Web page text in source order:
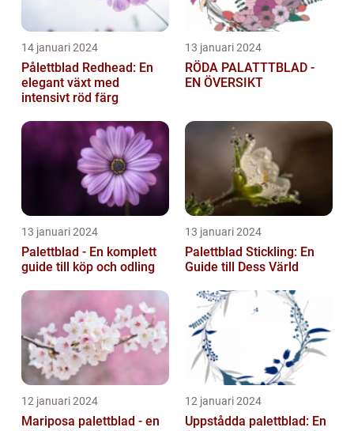
14 januari 2024
Pålettblad Redhead: En
elegant växt med
intensivt röd färg
13 januari 2024
RÖDA PALATTTBLAD -
EN ÖVERSIKT
13 januari 2024
Palettblad - En komplett
guide till köp och odling
13 januari 2024
Palettblad Stickling: En
Guide till Dess Värld
12 januari 2024
Mariposa palettblad - en
12 januari 2024
Uppstådda palettblad: En